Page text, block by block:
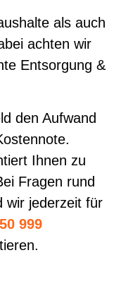
als auch
achten wir
Entsorgung &
den Aufwand
Ihnen zu
Fragen rund
wir jederzeit für
999